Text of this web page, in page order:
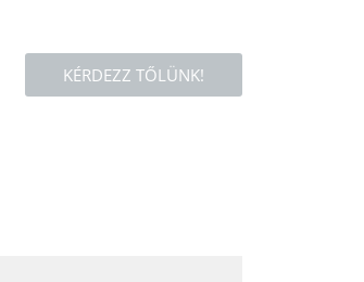
KÉRDEZZ TŐLÜNK!